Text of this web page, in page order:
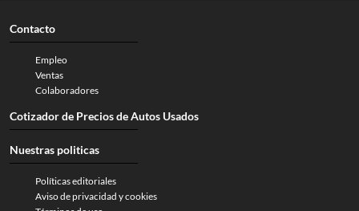
Contacto
Empleo
Ventas
Colaboradores
Cotizador de Precios de Autos Usados
Nuestras politicas
Políticas editoriales
Aviso de privacidad y cookies